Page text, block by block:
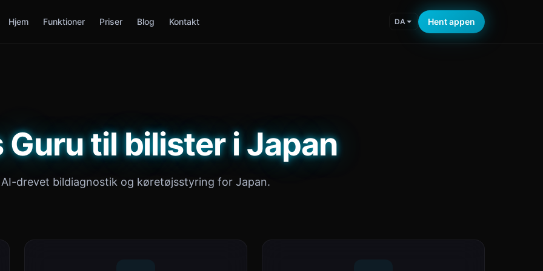
Hjem Funktioner Priser Blog Kontakt DA Hent appen
Guru til bilister i Japan
AI-drevet bildiagnostik og køretøjsstyring for Japan.